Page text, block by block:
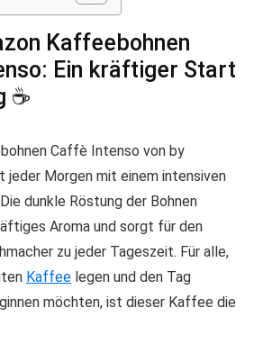
Kaffeebohnen
Ein kräftiger Start
☕
Caffè Intenso von by
jeder Morgen mit einem intensiven
dunkle Röstung der Bohnen
Aroma und sorgt für den
zu jeder Tageszeit. Für alle,
Kaffee legen und den Tag
möchten, ist dieser Kaffee die